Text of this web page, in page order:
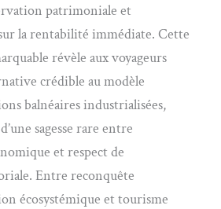
patrimoniale et
la rentabilité immédiate. Cette
révèle aux voyageurs
crédible au modèle
balnéaires industrialisées,
sagesse rare entre
et respect de
Entre reconquête
écosystémique et tourisme